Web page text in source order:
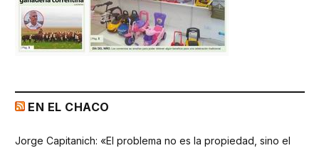
EN EL CHACO
Jorge Capitanich: «El problema no es la propiedad, sino el